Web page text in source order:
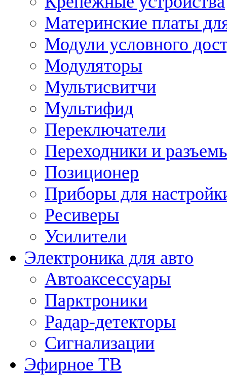
Материнские платы
Модули условного
Модуляторы
Мультисвитчи
Мультифид
Переключатели
Переходники и
Позиционер
Приборы для
Ресиверы
Усилители
Электроника для авто
Автоаксессуары
Парктроники
Радар-детекторы
Сигнализации
Эфирное ТВ